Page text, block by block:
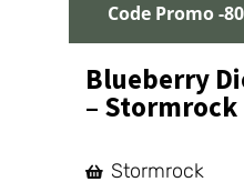
Code Promo -
Blueberry
– Stormrock
Stormrock